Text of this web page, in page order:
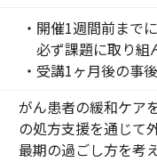
・開催1週間前まで
必ず課題に取り組
・受講1ヶ月後の事
がん患者の緩和ケア
の処方支援を通じて
最期の過ごし方を考